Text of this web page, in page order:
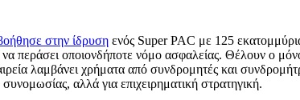
στην ίδρυση ενός Super PAC με 125
περάσει οποιονδήποτε νόμο ασφαλείας. Θέλουν ο
λαμβάνει χρήματα από συνδρομητές και
αλλά για επιχειρηματική στρατηγική.